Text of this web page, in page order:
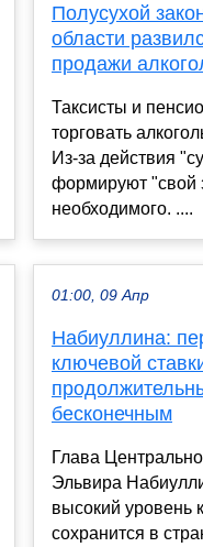
Полусухой
области
продажи
Таксисты и
торговать
Из-за действия
формируют "свой
необходимого. ....
01:00, 09 Апр
Набиуллина:
ключевой
бесконечным
Глава
Эльвира
высокий уровень
сохранится в